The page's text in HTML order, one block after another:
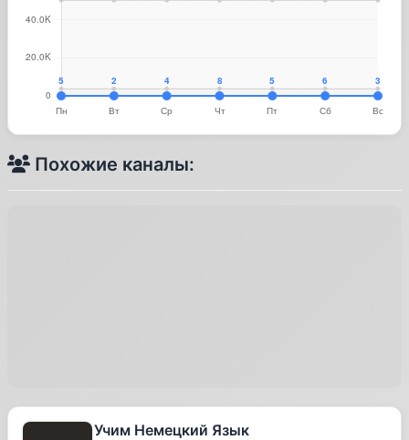
Похожие каналы:
Учим Немецкий Язык